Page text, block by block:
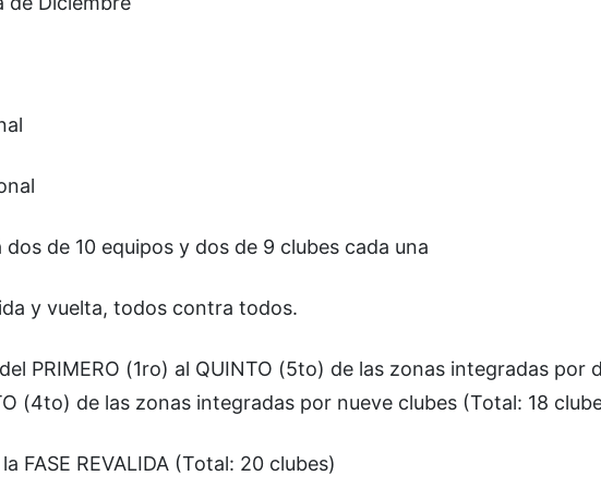
de 10 equipos y dos de 9 clubes cada una
y vuelta, todos contra todos.
PRIMERO (1ro) al QUINTO (5to) de las zonas integradas por
(4to) de las zonas integradas por nueve clubes (Total: 18
FASE REVALIDA (Total: 20 clubes)